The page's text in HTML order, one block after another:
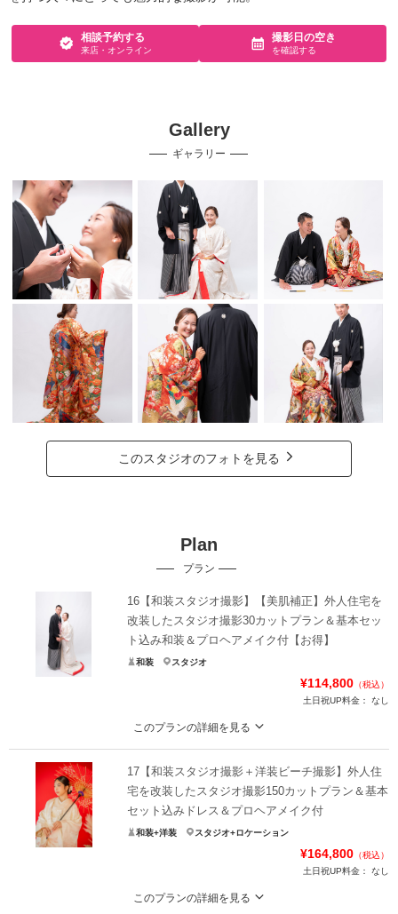
相談予約する
来店・オンライン
撮影日の空き
を確認する
Gallery
ギャラリー
このスタジオのフォトを見る
Plan
プラン
16【和装スタジオ撮影】【美肌補正】外人住宅を
改装したスタジオ撮影30カットプラン＆基本セッ
ト込み和装＆プロヘアメイク付【お得】
和装 スタジオ
¥114,800 （税込）
土日祝UP料金：
なし
このプランの詳細を見る
【追加料金なし】 ウェディングフォトがお得に撮影！！白無垢、色打掛ヘアメ
イク、男性衣装、小物、撮影データ30カット全て込み込み！
和装スタジオフォトプラン
データ3０カットお渡し
衣装もアップグレード料金なし
衣装小物全て込み!
17【和装スタジオ撮影＋洋装ビーチ撮影】外人住
宅を改装したスタジオ撮影150カットプラン＆基本
セット込みドレス＆プロヘアメイク付
和装+洋装 スタジオ+ロケーション
¥164,800 （税込）
土日祝UP料金：
なし
このプランの詳細を見る